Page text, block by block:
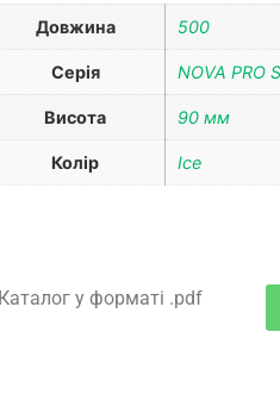
Довжина 500
Серія NOVA PRO
Висота 90 мм
Колір Ice
Каталог у форматі .pdf